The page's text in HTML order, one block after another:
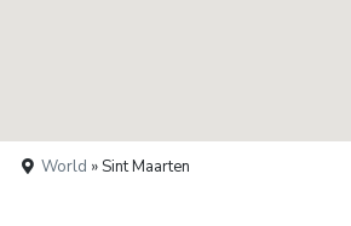
World » Sint Maarten